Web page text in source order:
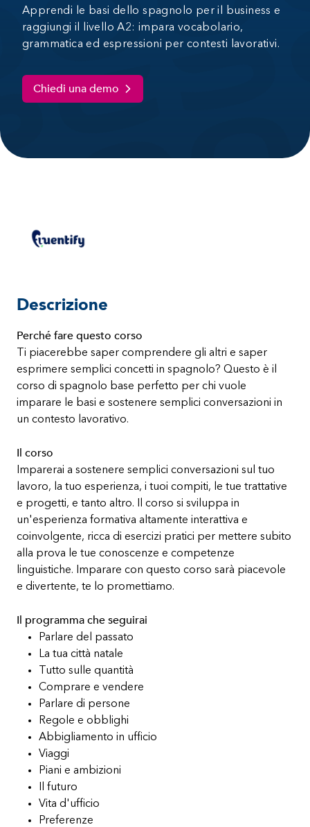
Apprendi le basi dello spagnolo per il business e
raggiungi il livello A2: impara vocabolario,
grammatica ed espressioni per contesti lavorativi.
Chiedi una demo
Descrizione
Perché fare questo corso
Ti piacerebbe saper comprendere gli altri e saper
esprimere semplici concetti in spagnolo? Questo è il
corso di spagnolo base perfetto per chi vuole
imparare le basi e sostenere semplici conversazioni in
un contesto lavorativo.
Il corso
Imparerai a sostenere semplici conversazioni sul tuo
lavoro, la tuo esperienza, i tuoi compiti, le tue trattative
e progetti, e tanto altro. Il corso si sviluppa in
un'esperienza formativa altamente interattiva e
coinvolgente, ricca di esercizi pratici per mettere subito
alla prova le tue conoscenze e competenze
linguistiche. Imparare con questo corso sarà piacevole
e divertente, te lo promettiamo.
Il programma che seguirai
Parlare del passato
La tua città natale
Tutto sulle quantità
Comprare e vendere
Parlare di persone
Regole e obblighi
Abbigliamento in ufficio
Viaggi
Piani e ambizioni
Il futuro
Vita d'ufficio
Preferenze